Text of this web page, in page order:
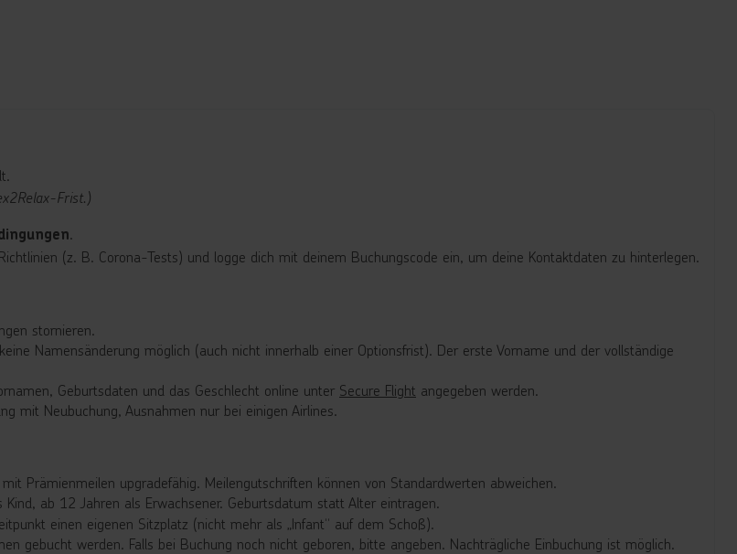
Frist.)
.
(z. B. Corona-Tests) und logge dich mit deinem Buchungscode ein, um deine Kontaktdaten zu hinterlegen.
stornieren.
Namensänderung möglich (auch nicht innerhalb einer Optionsfrist). Der erste Vorname und der vollständige
Geburtsdaten und das Geschlecht online unter Secure Flight angegeben werden.
mit Neubuchung, Ausnahmen nur bei einigen Airlines.
Prämienmeilen upgradefähig. Meilengutschriften können von Standardwerten abweichen.
ab 12 Jahren als Erwachsener. Geburtsdatum statt Alter eintragen.
einen eigenen Sitzplatz (nicht mehr als „Infant“ auf dem Schoß).
gebucht werden. Falls bei Buchung noch nicht geboren, bitte angeben. Nachträgliche Einbuchung ist möglich.